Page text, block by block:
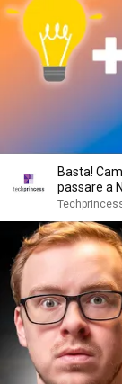
Basta!
passare a